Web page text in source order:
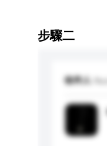
步驟二
收件人